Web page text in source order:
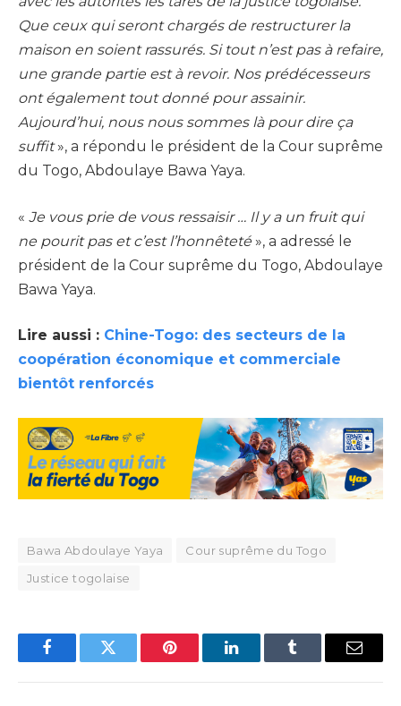
Que ceux qui seront chargés de restructurer la
maison en soient rassurés. Si tout n’est pas à refaire,
une grande partie est à revoir. Nos prédécesseurs
ont également tout donné pour assainir.
Aujourd’hui, nous nous sommes là pour dire ça
suffit», a répondu le président de la Cour suprême
du Togo, Abdoulaye Bawa Yaya.
« Je vous prie de vous ressaisir … Il y a un fruit qui
ne pourit pas et c’est l’honnêteté », a adressé le
président de la Cour suprême du Togo, Abdoulaye
Bawa Yaya.
Lire aussi : Chine-Togo: des secteurs de la
coopération économique et commerciale
bientôt renforcés
Bawa Abdoulaye Yaya
Cour suprême du Togo
Justice togolaise
FacebookTwitter Pinterest LinkedInTumblr Email